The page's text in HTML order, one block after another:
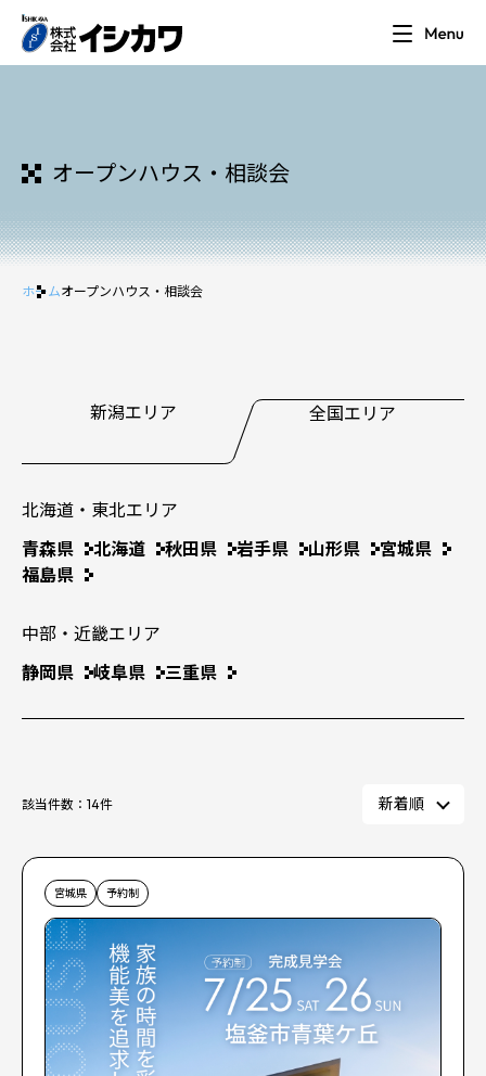
オープンハウス・相談会
ホームオープンハウス・相談会
新潟エリア 全国エリア
北海道・東北エリア
青森県
北海道 秋田県 岩手県 山形県
宮城県
福島県
中部・近畿エリア
静岡県
岐阜県 三重県
該当件数： 14件
宮城県 予約制